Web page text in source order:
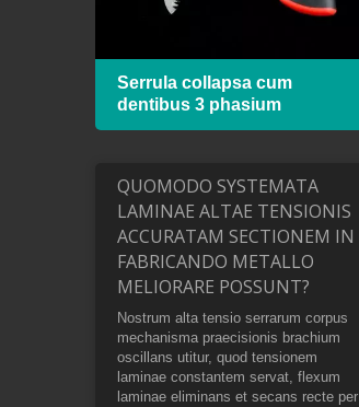
Serrula collapsa cum
dentibus 3 phasium
QUOMODO SYSTEMATA
LAMINAE ALTAE TENSIONIS
ACCURATAM SECTIONEM IN
FABRICANDO METALLO
MELIORARE POSSUNT?
Nostrum alta tensio serrarum corpus
mechanisma praecisionis brachium
oscillans utitur, quod tensionem
laminae constantem servat, flexum
laminae eliminans et secans recte per